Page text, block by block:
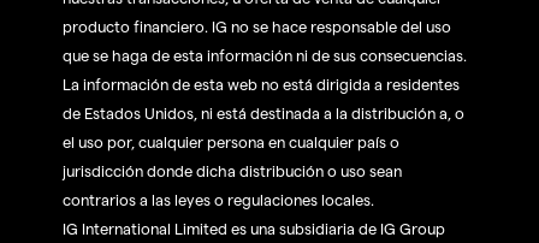
producto financiero. IG no se hace responsable del uso
que se haga de esta información ni de sus consecuencias.
La información de esta web no está dirigida a residentes
de Estados Unidos, ni está destinada a la distribución a, o
el uso por, cualquier persona en cualquier país o
jurisdicción donde dicha distribución o uso sean
contrarios a las leyes o regulaciones locales.
IG International Limited es una subsidiaria de IG Group